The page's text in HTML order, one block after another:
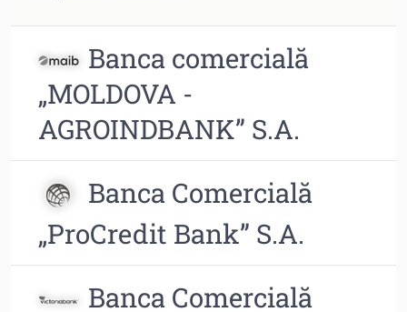
Banca comercială
„MOLDOVA -
AGROINDBANK” S.A.
Banca Comercială
„ProCredit Bank” S.A.
Banca Comercială